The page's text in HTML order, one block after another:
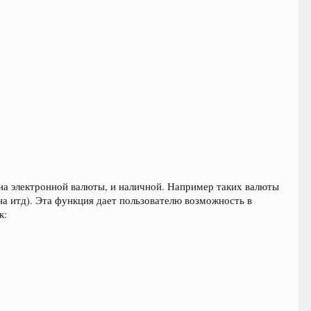
электронной валюты, и наличной. Например таких валюты
итд). Эта функция дает пользователю возможность в